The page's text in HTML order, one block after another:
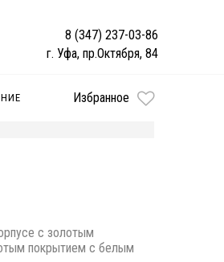
8 (347) 237-03-86
г. Уфа, пр.Октября, 84
Избранное
с золотым
покрытием с белым